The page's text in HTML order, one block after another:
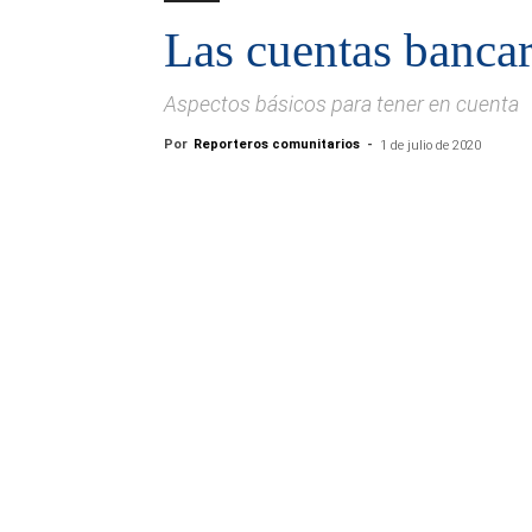
Las cuentas
Aspectos básicos para tener en cuenta
Por Reporteros comunitarios - 1 de julio de 2020